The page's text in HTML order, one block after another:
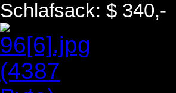
Schlafsack: $ 340,-